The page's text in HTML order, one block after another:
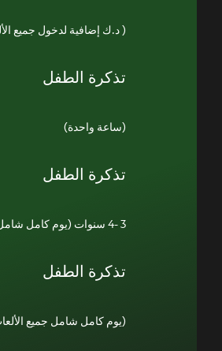
(5 د.ك إضافية لدخول جميع الألعاب )
تذكرة الطفل
(ساعة واحدة)
تذكرة الطفل
(يوم كامل شامل جميع الألعاب) 3 -4 سنوات
تذكرة الطفل
(يوم كامل شامل جميع الألعاب)